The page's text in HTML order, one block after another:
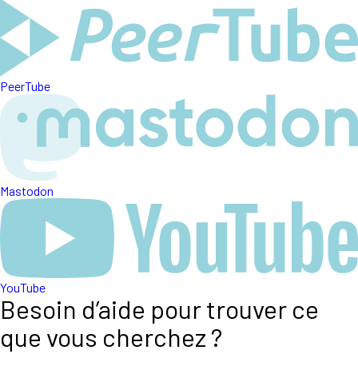
PeerTube
Mastodon
YouTube
Besoin d’aide pour trouver ce
que vous cherchez ?